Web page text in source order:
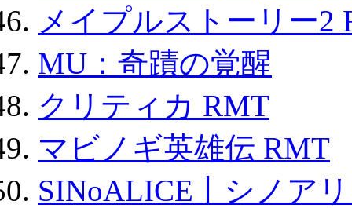
メイプルストーリー2
MU：奇蹟の覚醒
クリティカ RMT
マビノギ英雄伝 RMT
SINoALICE丨シノア